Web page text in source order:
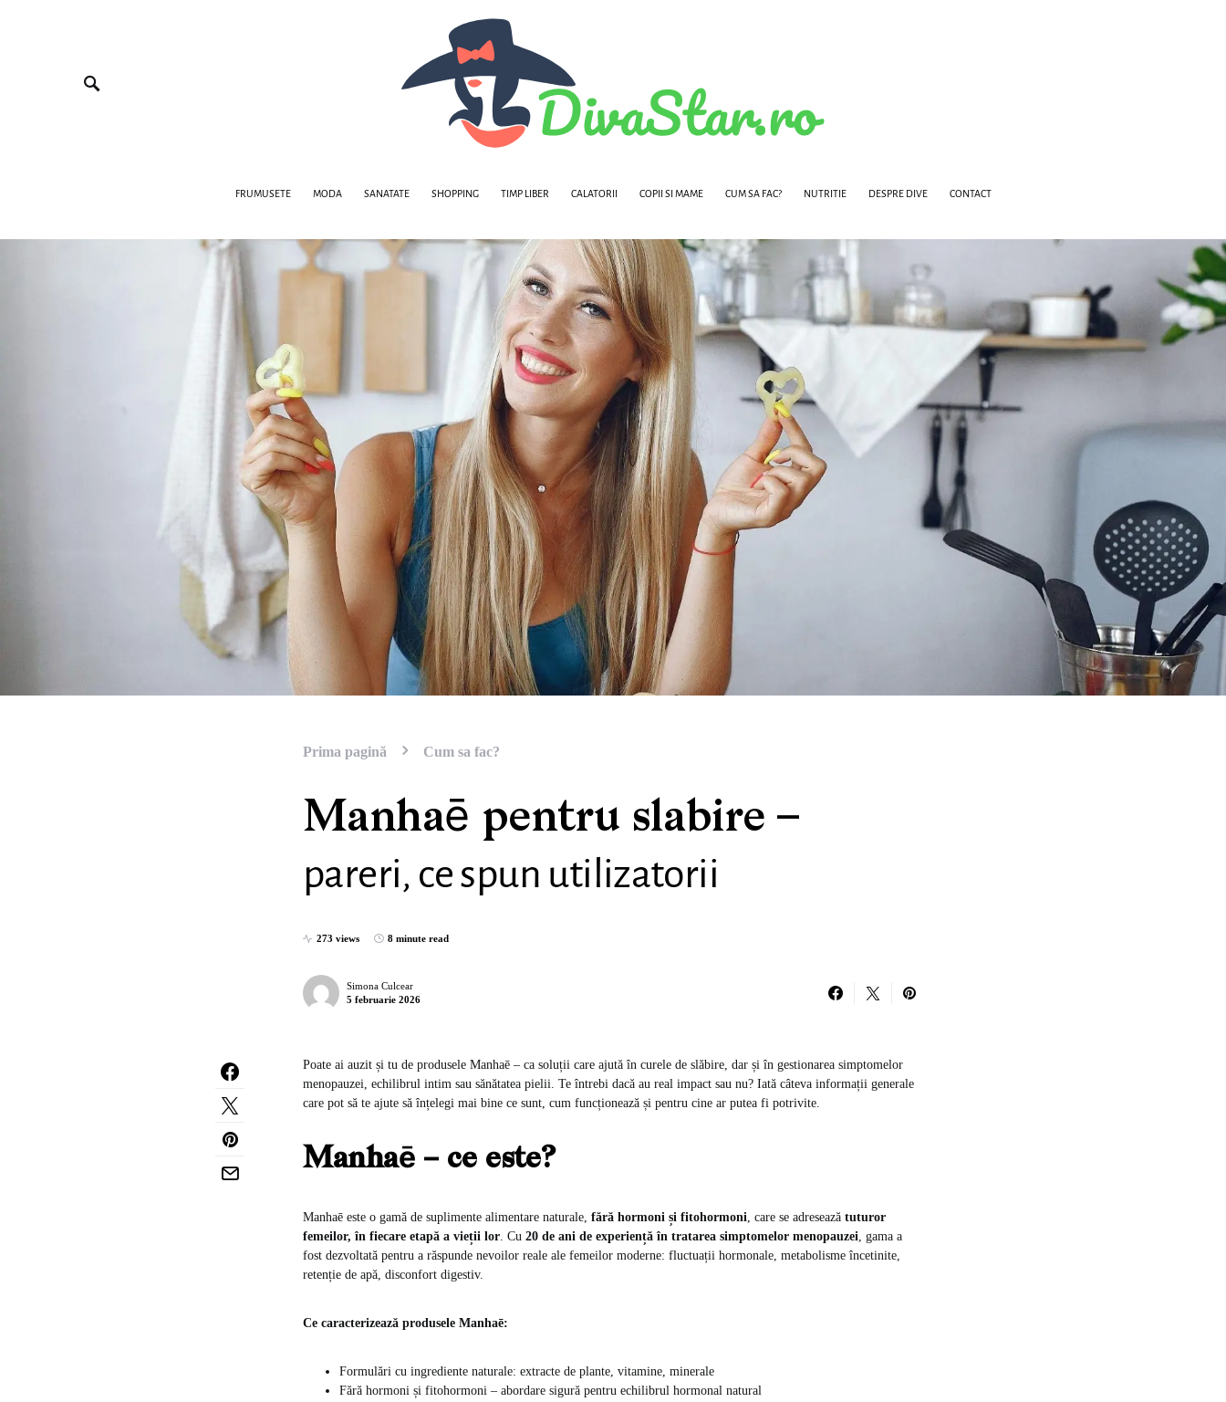
FRUMUSETE MODA SANATATE SHOPPING TIMP LIBER CALATORII COPII SI MAME CUM SA FAC? NUTRITIE DESPRE DIVE CONTACT
Prima pagină Cum sa fac?
Manhaē pentru slabire –
pareri, ce spun utilizatorii
273 views 8 minute read
Simona Culcear
5 februarie 2026
Poate ai auzit și tu de produsele Manhaē – ca soluții care ajută în curele de slăbire, dar și în gestionarea simptomelor
menopauzei, echilibrul intim sau sănătatea pielii. Te întrebi dacă au real impact sau nu? Iată câteva informații generale
care pot să te ajute să înțelegi mai bine ce sunt, cum funcționează și pentru cine ar putea fi potrivite.
Manhaē – ce este?
Manhaē este o gamă de suplimente alimentare naturale, fără hormoni și fitohormoni, care se adresează tuturor
femeilor, în fiecare etapă a vieții lor. Cu 20 de ani de experiență în tratarea simptomelor menopauzei, gama a
fost dezvoltată pentru a răspunde nevoilor reale ale femeilor moderne: fluctuații hormonale, metabolisme încetinite,
retenție de apă, disconfort digestiv.
Ce caracterizează produsele Manhaē:
Formulări cu ingrediente naturale: extracte de plante, vitamine, minerale
Fără hormoni și fitohormoni – abordare sigură pentru echilibrul hormonal natural